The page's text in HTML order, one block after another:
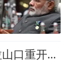
印度终于向中国低头？乃堆拉山口重开，中印关系正在悄悄变化！